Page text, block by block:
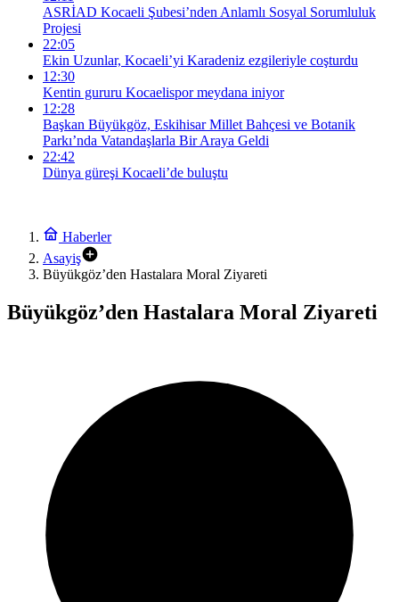
ASRİAD Kocaeli Şubesi’nden Anlamlı Sosyal Sorumluluk
Projesi
22:05
Ekin Uzunlar, Kocaeli’yi Karadeniz ezgileriyle coşturdu
12:30
Kentin gururu Kocaelispor meydana iniyor
12:28
Başkan Büyükgöz, Eskihisar Millet Bahçesi ve Botanik
Parkı’nda Vatandaşlarla Bir Araya Geldi
22:42
Dünya güreşi Kocaeli’de buluştu
Haberler
Asayiş
Büyükgöz’den Hastalara Moral Ziyareti
Büyükgöz’den Hastalara Moral Ziyareti